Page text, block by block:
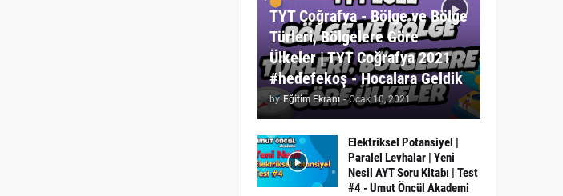
TYT Coğrafya - Bölge ve Bölge
Türleri, Bölgelere Göre
Ülkeler | TYT Coğrafya 2021
#hedefekoş - Hocalara Geldik
by Eğitim Ekranı - Ocak 10, 2021
Elektriksel Potansiyel |
Paralel Levhalar | Yeni
Nesil AYT Soru Kitabı | Test
#4 - Umut Öncül Akademi